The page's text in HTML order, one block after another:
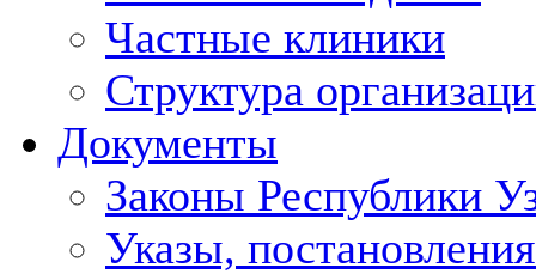
Частные клиники
Структура
Документы
Законы Республики
Указы,